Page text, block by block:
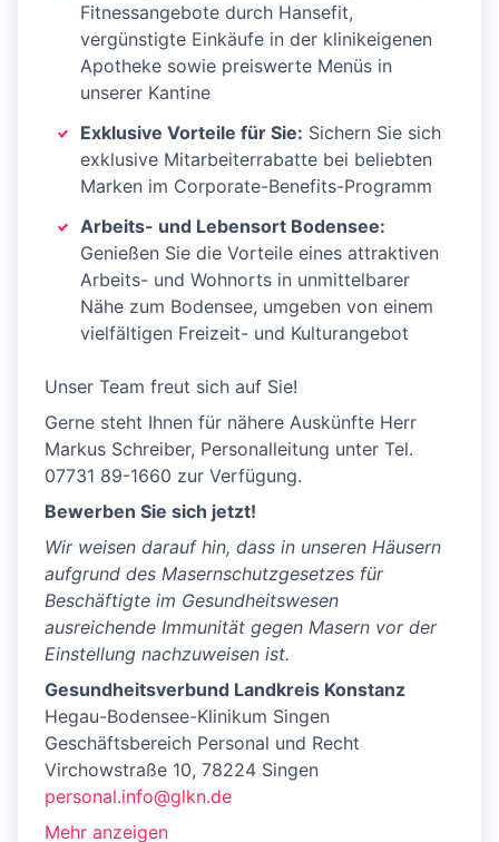
Fitnessangebote durch Hansefit,
vergünstigte Einkäufe in der klinikeigenen
Apotheke sowie preiswerte Menüs in
unserer Kantine
Exklusive Vorteile für Sie: Sichern Sie sich
exklusive Mitarbeiterrabatte bei beliebten
Marken im Corporate-Benefits-Programm
Arbeits- und Lebensort Bodensee:
Genießen Sie die Vorteile eines attraktiven
Arbeits- und Wohnorts in unmittelbarer
Nähe zum Bodensee, umgeben von einem
vielfältigen Freizeit- und Kulturangebot
Unser Team freut sich auf Sie!
Gerne steht Ihnen für nähere Auskünfte Herr
Markus Schreiber, Personalleitung unter Tel.
07731 89-1660 zur Verfügung.
Bewerben Sie sich jetzt!
Wir weisen darauf hin, dass in unseren Häusern
aufgrund des Masernschutzgesetzes für
Beschäftigte im Gesundheitswesen
ausreichende Immunität gegen Masern vor der
Einstellung nachzuweisen ist.
Gesundheitsverbund Landkreis Konstanz
Hegau-Bodensee-Klinikum Singen
Geschäftsbereich Personal und Recht
Virchowstraße 10, 78224 Singen
personal.info@glkn.de
Mehr anzeigen